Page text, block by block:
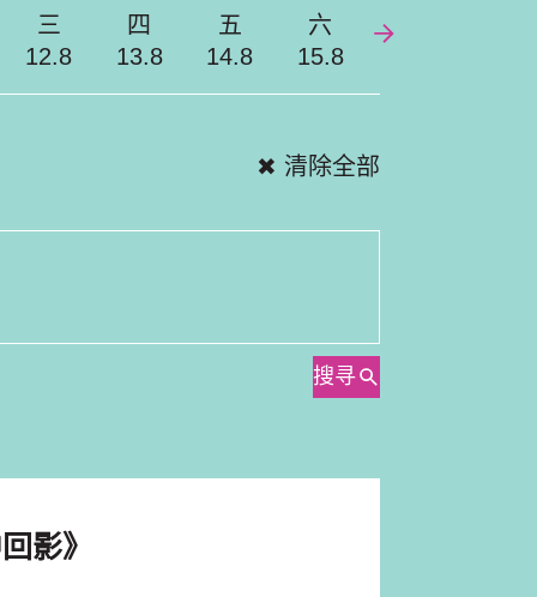
三 四 五
六
12.8
13.8 14.8 15.8
✖ 清除全部
搜寻
影》